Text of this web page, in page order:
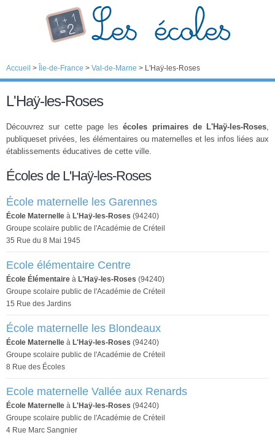
Accueil > Île-de-France > Val-de-Marne > L'Haÿ-les-Roses
L'Haÿ-les-Roses
Découvrez sur cette page lesécoles primaires de L'Haÿ-les-Roses,
publiqueset privées, les élémentaires ou maternelles et les infos liées aux
établissements éducatives de cette ville.
Écoles de L'Haÿ-les-Roses
École maternelle les Garennes
École Maternelle à L'Haÿ-les-Roses (94240)
Groupe scolaire public de l'Académie de Créteil
35 Rue du 8 Mai 1945
Ecole élémentaire Centre
École Élémentaire à L'Haÿ-les-Roses (94240)
Groupe scolaire public de l'Académie de Créteil
15 Rue des Jardins
École maternelle les Blondeaux
École Maternelle à L'Haÿ-les-Roses (94240)
Groupe scolaire public de l'Académie de Créteil
8 Rue des Écoles
Ecole maternelle Vallée aux Renards
École Maternelle à L'Haÿ-les-Roses (94240)
Groupe scolaire public de l'Académie de Créteil
4 Rue Marc Sangnier